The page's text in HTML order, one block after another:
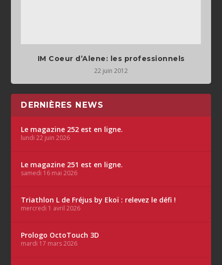
IM Coeur d’Alene: les professionnels
22 juin 2012
DERNIÈRES NEWS
Le magazine 252 est en ligne.
lundi 22 juin 2026
Le magazine 251 est en ligne.
samedi 16 mai 2026
Triathlon L de Fréjus by Ekoï : relevez le défi !
mercredi 1 avril 2026
Prologo OctoTouch 3D
mardi 17 mars 2026